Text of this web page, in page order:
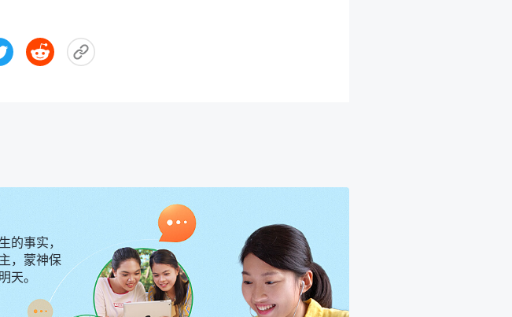
的事实，
，蒙神保
天。